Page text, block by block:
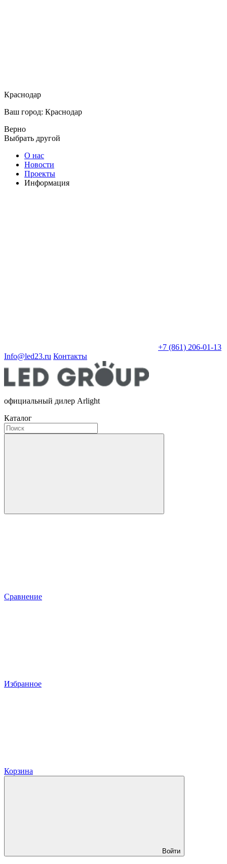
Краснодар
Ваш город: Краснодар
Верно
Выбрать другой
О нас
Новости
Проекты
Информация
+7 (861) 206-01-13
Info@led23.ru Контакты
официальный дилер Arlight
Каталог
Сравнение
Избранное
Корзина
Войти